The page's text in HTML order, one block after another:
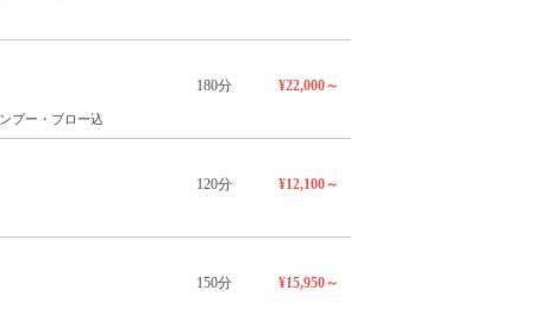
プー・ブロー込
180分 ¥22,000～
120分 ¥12,100～
150分 ¥15,950～